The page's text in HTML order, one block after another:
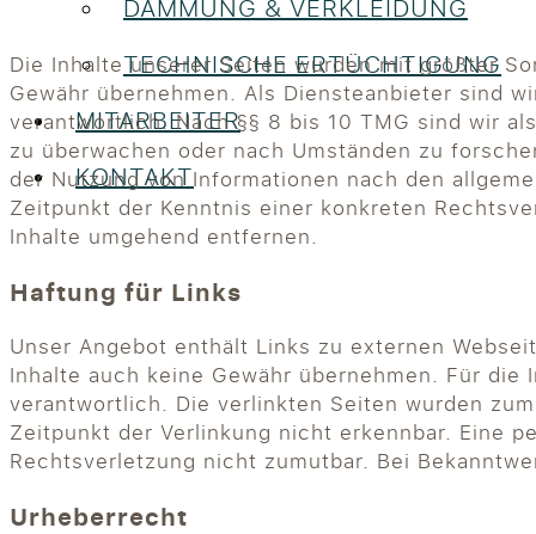
DÄMMUNG & VERKLEIDUNG
TECHNISCHE ERTÜCHTIGUNG
MITARBEITER
KONTAKT
Die Inhalte unserer Seiten wurden mit größter
Gewähr übernehmen. Als Diensteanbieter sind
verantwortlich. Nach §§ 8 bis 10 TMG sind wir
zu überwachen oder nach Umständen zu
der Nutzung von Informationen nach den
Zeitpunkt der Kenntnis einer konkreten
Inhalte umgehend entfernen.
Haftung für Links
Unser Angebot enthält Links zu externen
Inhalte auch keine Gewähr übernehmen. Für
verantwortlich. Die verlinkten Seiten wurden
Zeitpunkt der Verlinkung nicht erkennbar. Eine
Rechtsverletzung nicht zumutbar. Bei
Urheberrecht